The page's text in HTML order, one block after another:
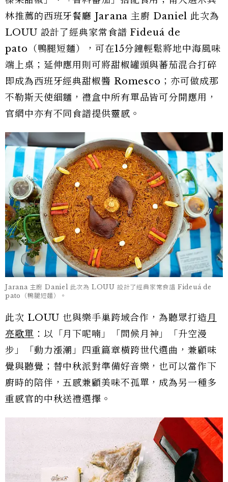
林推薦的西班牙餐廳 Jarana 主廚 Daniel 此次為
LOUU 設計了經典家常食譜 Fideuá de
pato（鴨腿短麵），可在15分鐘輕鬆將地中海風味
端上桌；延伸應用則可將甜椒罐頭與蕃茄混合打碎
即成為西班牙經典甜椒醬 Romesco；亦可做成那
不勒斯天使細麵，禮盒中所有單品皆可分開應用，
官網中亦有不同食譜提供靈感。
Jarana 主廚 Daniel 此次為 LOUU 設計了經典家常食譜 Fideuá de
pato（鴨腿短麵）。
此次 LOUU 也與樂手巢跨域合作，為聽眾打造月
亮歌單 ：以「月下呢喃」「問候月神」「升空漫
步」「動力漲潮」四重篇章橫跨世代選曲，兼顧味
覺與聽覺；替中秋派對準備好音樂，也可以當作下
廚時的陪伴，五感兼顧美味不孤單，成為另一種多
重感官的中秋送禮選擇。